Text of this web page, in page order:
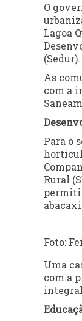
O
Lagoa
(Sedur).
As
com a
Para o
Rural
Foto:
Uma
com a